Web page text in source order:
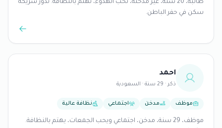
طالبة، 20 سنة، غير مدخنة، تحب الهدوء، تهتم بالنظافة. تدوّر شريكة
سكن في حفر الباطن.
احمد
ذكر · 29 سنة · السعودية
موظف مدخن اجتماعي نظافة عالية
موظف، 29 سنة، مدخن، اجتماعي ويحب الجمعات، يهتم بالنظافة.